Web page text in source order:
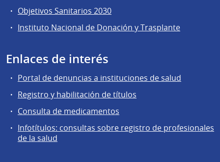
Objetivos Sanitarios 2030
Instituto Nacional de Donación y Trasplante
Enlaces de interés
Portal de denuncias a instituciones de salud
Registro y habilitación de títulos
Consulta de medicamentos
Infotítulos: consultas sobre registro de profesionales
de la salud